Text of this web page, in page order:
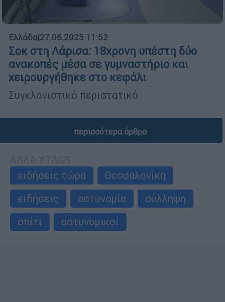
Ελλάδα|27.06.2025 11:52
Σοκ στη Λάρισα: 18χρονη υπέστη δύο
ανακοπές μέσα σε γυμναστήριο και
χειρουργήθηκε στο κεφάλι
Συγκλονιστικό περιστατικό
περισσότερα άρθρα
ειδήσεις τώρα
Θεσσαλονίκη
ειδήσεις
αστυνομία
σύλληψη
σπίτι
αστυνομικοί